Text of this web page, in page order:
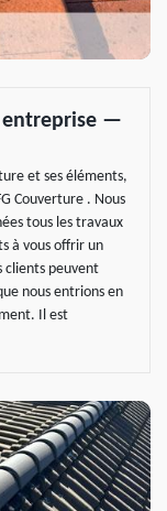
entreprise —
et ses éléments,
Couverture . Nous
tous les travaux
à vous offrir un
clients peuvent
nous entrions en
Il est